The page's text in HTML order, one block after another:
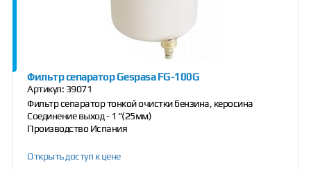
Фильтр сепаратор Gespasa FG-100G
Артикул: 39071
Фильтр сепаратор тонкой очистки бензина, керосина
Соединение выход - 1 "(25мм)
Производство Испания
Открыть доступ к цене